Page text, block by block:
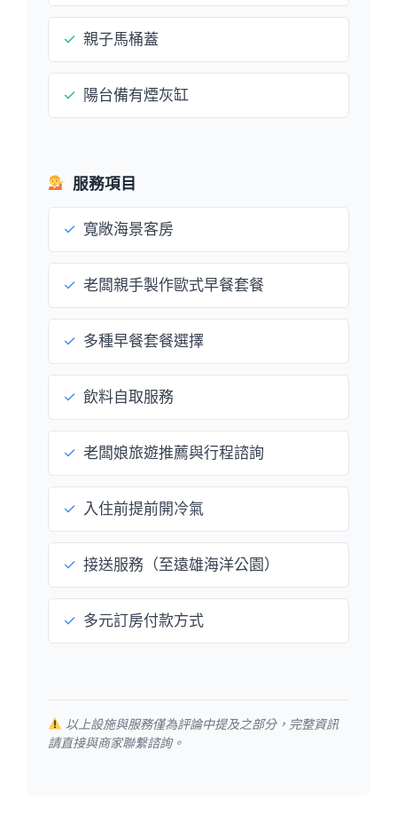
✓ 親子馬桶蓋
✓ 陽台備有煙灰缸
服務項目
✓ 寬敞海景客房
✓ 老闆親手製作歐式早餐套餐
✓ 多種早餐套餐選擇
✓ 飲料自取服務
✓ 老闆娘旅遊推薦與行程諮詢
✓ 入住前提前開冷氣
✓ 接送服務（至遠雄海洋公園）
✓ 多元訂房付款方式
以上設施與服務僅為評論中提及之部分，完整資訊
請直接與商家聯繫諮詢。